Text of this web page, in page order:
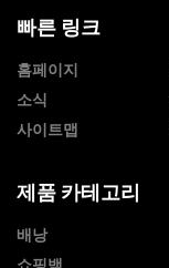
빠른 링크
홈페이지
소식
사이트맵
제품 카테고리
배낭